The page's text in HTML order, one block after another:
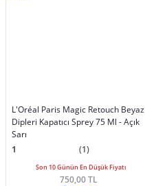
L'Oréal Paris Magic Retouch Beyaz
Dipleri Kapatıcı Sprey 75 Ml - Açık
Sarı
1
(1)
Son 10 Günün En Düşük Fiyatı
750,00 TL